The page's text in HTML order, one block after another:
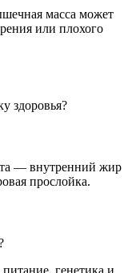
масса может
или плохого
здоровья?
— внутренний жир
прослойка.